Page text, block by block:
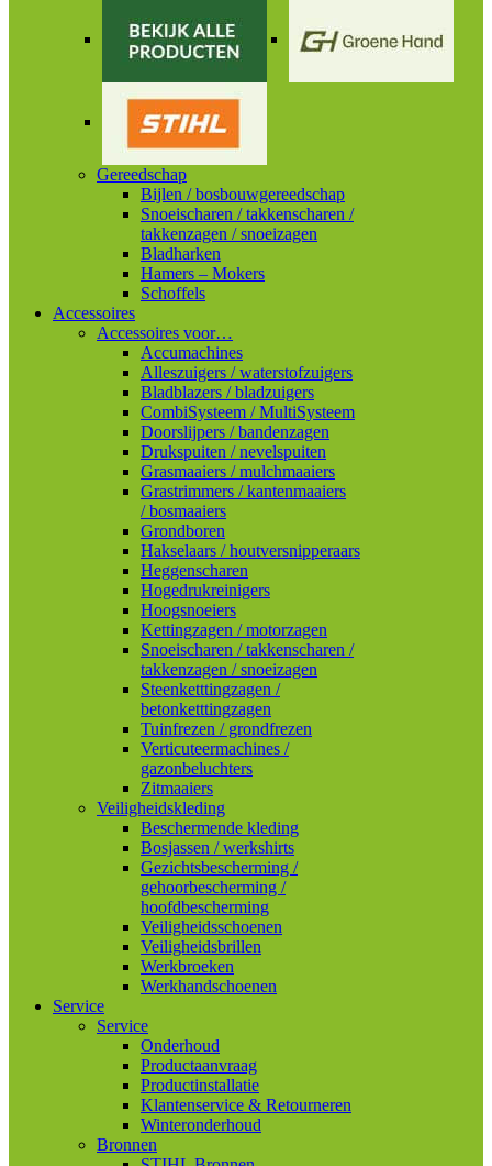
Gereedschap
Bijlen / bosbouwgereedschap
Snoeischaren / takkenscharen /
takkenzagen / snoeizagen
Bladharken
Hamers – Mokers
Schoffels
Accessoires
Accessoires voor…
Accumachines
Alleszuigers / waterstofzuigers
Bladblazers / bladzuigers
CombiSysteem / MultiSysteem
Doorslijpers / bandenzagen
Drukspuiten / nevelspuiten
Grasmaaiers / mulchmaaiers
Grastrimmers / kantenmaaiers
/ bosmaaiers
Grondboren
Hakselaars / houtversnipperaars
Heggenscharen
Hogedrukreinigers
Hoogsnoeiers
Kettingzagen / motorzagen
Snoeischaren / takkenscharen /
takkenzagen / snoeizagen
Steenketttingzagen /
betonketttingzagen
Tuinfrezen / grondfrezen
Verticuteermachines /
gazonbeluchters
Zitmaaiers
Veiligheidskleding
Beschermende kleding
Bosjassen / werkshirts
Gezichtsbescherming /
gehoorbescherming /
hoofdbescherming
Veiligheidsschoenen
Veiligheidsbrillen
Werkbroeken
Werkhandschoenen
Service
Service
Onderhoud
Productaanvraag
Productinstallatie
Klantenservice & Retourneren
Winteronderhoud
Bronnen